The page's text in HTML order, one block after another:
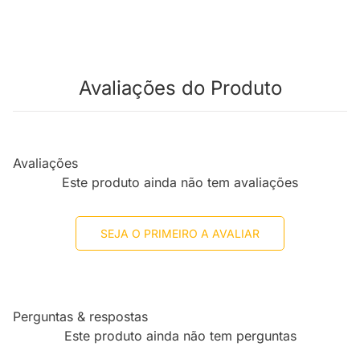
Avaliações do Produto
Avaliações
Este produto ainda não tem avaliações
SEJA O PRIMEIRO A AVALIAR
Perguntas & respostas
Este produto ainda não tem perguntas